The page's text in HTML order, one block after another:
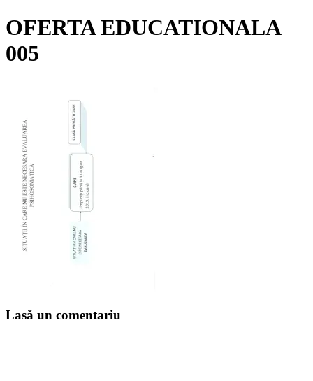
OFERTA EDUCATIONALA
005
Lasă un comentariu